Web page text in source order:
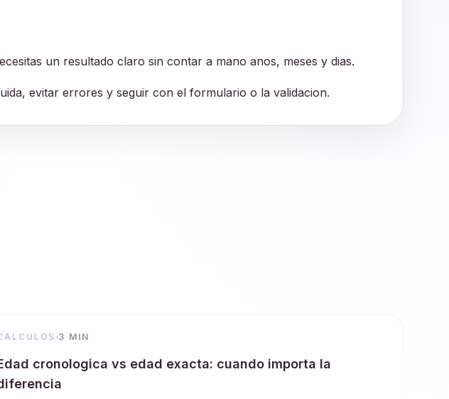
un resultado claro sin contar a mano anos, meses y dias.
evitar errores y seguir con el formulario o la validacion.
3 MIN
cronologica vs edad exacta: cuando importa la